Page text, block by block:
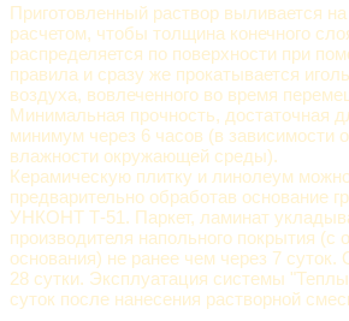
Приготовленный раствор выливается
расчетом, чтобы толщина конечного
распределяется по поверхности при
правила и сразу же прокатывается
воздуха, вовлеченного во время
Минимальная прочность, достаточная
минимум через 6 часов (в зависимости
влажности окружающей среды).
Керамическую плитку и линолеум
предварительно обработав
УНКОНТ Т-51. Паркет, ламинат
производителя напольного покрытия
основания) не ранее чем через 7 суток.
28 сутки. Эксплуатация системы
суток после нанесения растворной